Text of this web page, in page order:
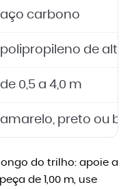
aço carbono
polipropileno de alta
de 0,5 a 4,0 m
amarelo, preto ou
do trilho: apoie a
de 1,00 m, use